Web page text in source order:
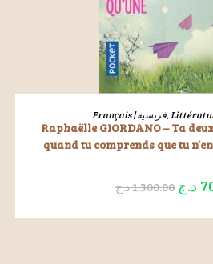
LIRE LA SUITEFrançais | فرنسية,
Raphaëlle GIORDANO – Ta
quand tu comprends que tu
1,300.00د.ج د.ج